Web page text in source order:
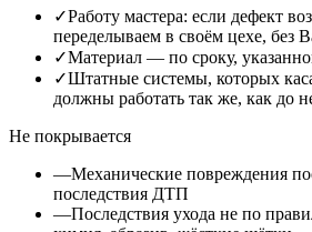
✓Работу мастера: если дефект
переделываем в своём цехе, без
✓Материал — по сроку,
✓Штатные системы, которых
должны работать так же, как до
Не покрывается
—Механические повреждения
последствия ДТП
—Последствия ухода не по